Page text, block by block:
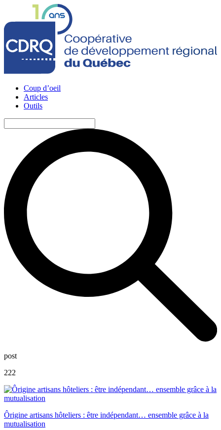
Coup d’oeil
Articles
Outils
post
222
Ôrigine artisans hôteliers : être indépendant… ensemble grâce à la
mutualisation